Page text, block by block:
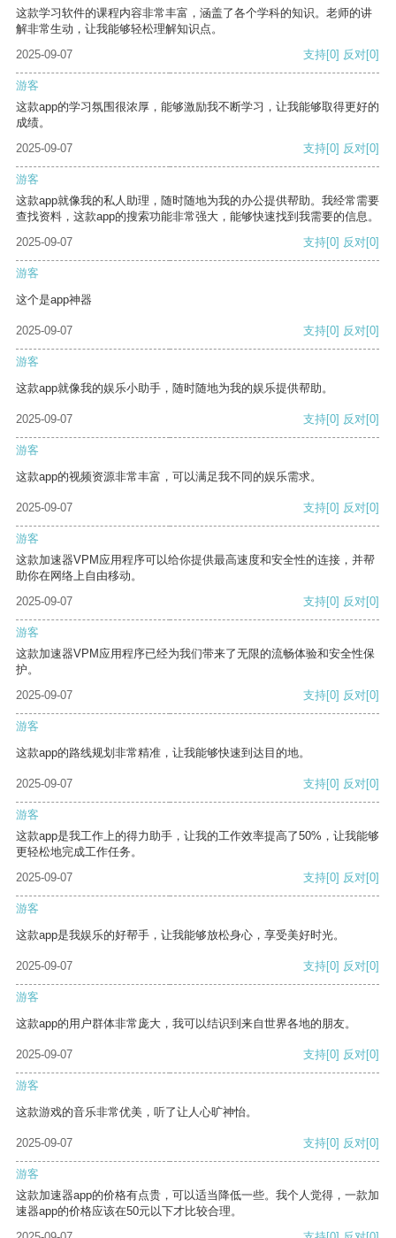
这款学习软件的课程内容非常丰富，涵盖了各个学科的知识。老师的讲
解非常生动，让我能够轻松理解知识点。
2025-09-07
支持[0] 反对[0]
游客
这款app的学习氛围很浓厚，能够激励我不断学习，让我能够取得更好的
成绩。
2025-09-07
支持[0] 反对[0]
游客
这款app就像我的私人助理，随时随地为我的办公提供帮助。我经常需要
查找资料，这款app的搜索功能非常强大，能够快速找到我需要的信息。
2025-09-07
支持[0] 反对[0]
游客
这个是app神器
2025-09-07 支持[0] 反对[0]
游客
这款app就像我的娱乐小助手，随时随地为我的娱乐提供帮助。
2025-09-07 支持[0] 反对[0]
游客
这款app的视频资源非常丰富，可以满足我不同的娱乐需求。
2025-09-07 支持[0] 反对[0]
游客
这款加速器VPM应用程序可以给你提供最高速度和安全性的连接，并帮
助你在网络上自由移动。
2025-09-07
支持[0] 反对[0]
游客
这款加速器VPM应用程序已经为我们带来了无限的流畅体验和安全性保
护。
2025-09-07
支持[0] 反对[0]
游客
这款app的路线规划非常精准，让我能够快速到达目的地。
2025-09-07 支持[0] 反对[0]
游客
这款app是我工作上的得力助手，让我的工作效率提高了50%，让我能够
更轻松地完成工作任务。
2025-09-07
支持[0] 反对[0]
游客
这款app是我娱乐的好帮手，让我能够放松身心，享受美好时光。
2025-09-07 支持[0] 反对[0]
游客
这款app的用户群体非常庞大，我可以结识到来自世界各地的朋友。
2025-09-07 支持[0] 反对[0]
游客
这款游戏的音乐非常优美，听了让人心旷神怡。
2025-09-07 支持[0] 反对[0]
游客
这款加速器app的价格有点贵，可以适当降低一些。我个人觉得，一款加
速器app的价格应该在50元以下才比较合理。